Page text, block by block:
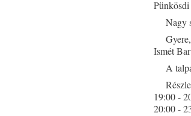
Pünkösdi
Nagy
Ismét
A
19:00 -
20:00 -